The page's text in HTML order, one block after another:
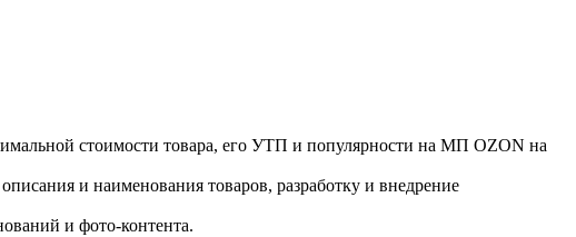
стоимости товара, его УТП и популярности на МП OZON на
и наименования товаров, разработку и внедрение
и фото-контента.